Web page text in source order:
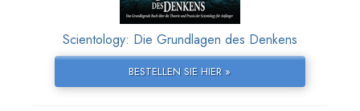
Scientology: Die Grundlagen des Denkens
BESTELLEN SIE HIER »